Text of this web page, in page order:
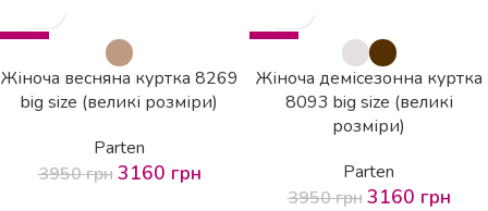
-20%
Жіноча весняна куртка 8269
big size (великі розміри)
Parten
3950грн 3160 грн
-20%
Жіноча демісезонна куртка
8093 big size (великі
розміри)
Parten
3950грн 3160 грн